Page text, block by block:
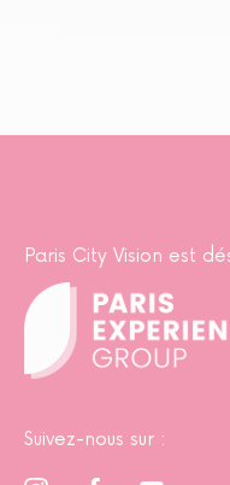
Paris City Vision est
Suivez-nous sur :